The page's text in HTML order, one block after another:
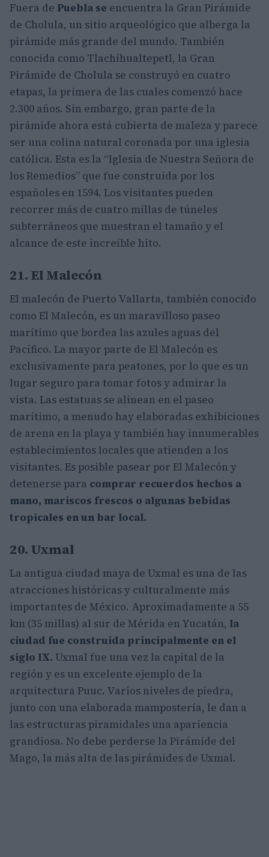
Fuera de Puebla se encuentra la Gran Pirámide
de Cholula, un sitio arqueológico que alberga la
pirámide más grande del mundo. También
conocida como Tlachihualtepetl, la Gran
Pirámide de Cholula se construyó en cuatro
etapas, la primera de las cuales comenzó hace
2.300 años. Sin embargo, gran parte de la
pirámide ahora está cubierta de maleza y parece
ser una colina natural coronada por una iglesia
católica. Esta es la “Iglesia de Nuestra Señora de
los Remedios” que fue construida por los
españoles en 1594. Los visitantes pueden
recorrer más de cuatro millas de túneles
subterráneos que muestran el tamaño y el
alcance de este increíble hito.
21. El Malecón
El malecón de Puerto Vallarta, también conocido
como El Malecón, es un maravilloso paseo
marítimo que bordea las azules aguas del
Pacífico. La mayor parte de El Malecón es
exclusivamente para peatones, por lo que es un
lugar seguro para tomar fotos y admirar la
vista. Las estatuas se alinean en el paseo
marítimo, a menudo hay elaboradas exhibiciones
de arena en la playa y también hay innumerables
establecimientos locales que atienden a los
visitantes. Es posible pasear por El Malecón y
detenerse para comprar recuerdos hechos a
mano, mariscos frescos o algunas bebidas
tropicales en un bar local.
20. Uxmal
La antigua ciudad maya de Uxmal es una de las
atracciones históricas y culturalmente más
importantes de México. Aproximadamente a 55
km (35 millas) al sur de Mérida en Yucatán, la
ciudad fue construida principalmente en el
siglo IX. Uxmal fue una vez la capital de la
región y es un excelente ejemplo de la
arquitectura Puuc. Varios niveles de piedra,
junto con una elaborada mampostería, le dan a
las estructuras piramidales una apariencia
grandiosa. No debe perderse la Pirámide del
Mago, la más alta de las pirámides de Uxmal.